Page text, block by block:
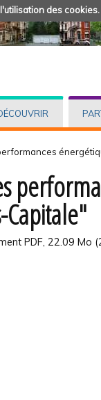
des cookies.
Capitale"
PDF, 22.09 Mo